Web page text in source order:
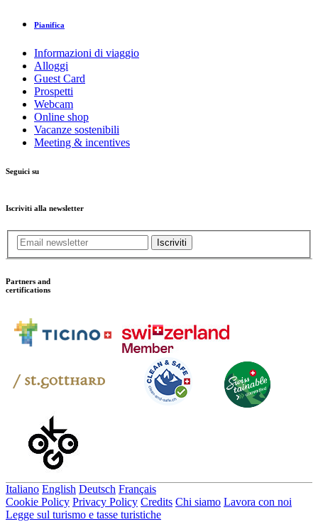
Pianifica
Informazioni di viaggio
Alloggi
Guest Card
Prospetti
Webcam
Online shop
Vacanze sostenibili
Meeting & incentives
Seguici su
Iscriviti alla newsletter
Iscriviti
Partners and
certifications
Italiano English Deutsch Français
Cookie Policy Privacy Policy Credits Chi siamo Lavora con noi
Legge sul turismo e tasse turistiche